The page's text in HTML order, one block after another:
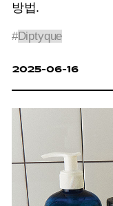
방법.
#Diptyque
2025-06-16